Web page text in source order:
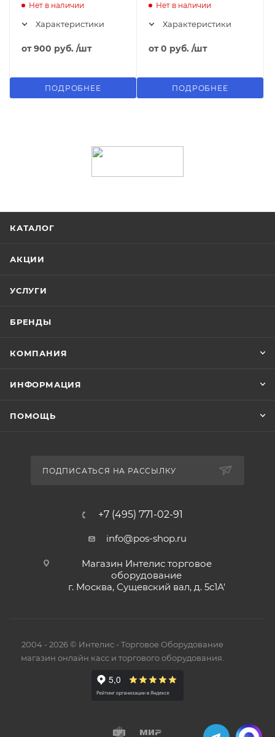
Нет в наличии
Характеристики
от900 руб. /шт
ПОДРОБНЕЕ
Нет в наличии
Характеристики
от0 руб. /шт
ПОДРОБНЕЕ
КАТАЛОГ
АКЦИИ
УСЛУГИ
БРЕНДЫ
КОМПАНИЯ
ИНФОРМАЦИЯ
ПОМОЩЬ
ПОДПИСАТЬСЯ НА РАССЫЛКУ
+7 (495) 771-02-91
info@pos-shop.ru
Магазин Интелис торговое
оборудование
г. Москва, Сущевский вал, д. 5с1А'
2004 - 2026 © Интелис - Торговое Оборудование
магазин онлайн касс и торгового оборудования.